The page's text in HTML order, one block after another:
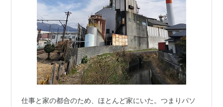
仕事と家の都合のため、ほとんど家にいた。つまりパソ